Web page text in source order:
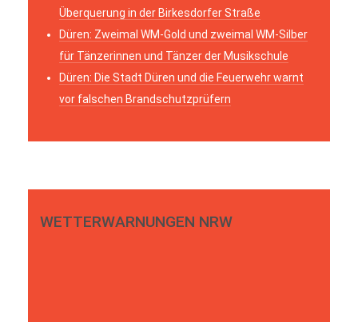
Überquerung in der Birkesdorfer Straße
Düren: Zweimal WM-Gold und zweimal WM-Silber
für Tänzerinnen und Tänzer der Musikschule
Düren: Die Stadt Düren und die Feuerwehr warnt
vor falschen Brandschutzprüfern
WETTERWARNUNGEN NRW